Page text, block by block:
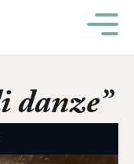
danze”